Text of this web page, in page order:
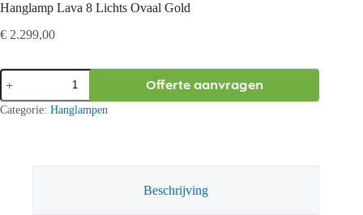
Hanglamp Lava 8 Lichts Ovaal Gold
€ 2.299,00
Hanglamp
Lava
8
Lichts
Offerte aanvragen
Categorie: Hanglampen
Beschrijving